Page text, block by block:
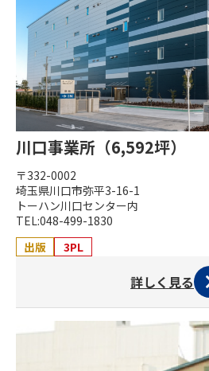
川口事業所（6,592坪）
〒332-0002
埼玉県川口市弥平3-16-1
トーハン川口センター内
TEL:048-499-1830
出版
3PL
詳しく見る